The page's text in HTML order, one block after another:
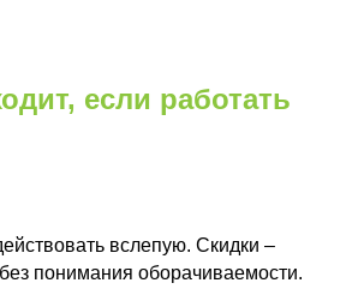
если работать
вслепую. Скидки –
понимания оборачиваемости.